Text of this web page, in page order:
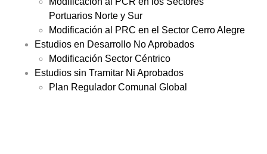
Portuarios Norte y Sur
Modificación al PRC en el Sector Cerro Alegre
Estudios en Desarrollo No Aprobados
Modificación Sector Céntrico
Estudios sin Tramitar Ni Aprobados
Plan Regulador Comunal Global